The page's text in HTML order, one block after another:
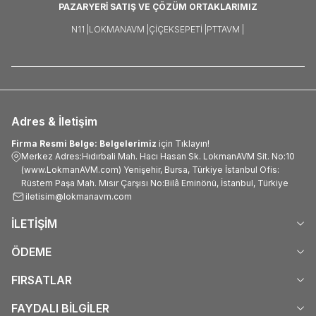
PAZARYERİ SATIŞ VE ÇÖZÜM ORTAKLARIMIZ
N11 | LOKMANAVM | ÇIÇEKSEPETI | PTTAVM |
Adres & İletişim
Firma Resmi Belge: Belgelerimiz için Tıklayın!
Merkez Adres:Hıdırbali Mah. Hacı Hasan Sk. LokmanAVM Sit. No:10
(www.LokmanAVM.com) Yenişehir, Bursa, Türkiye İstanbul Ofis:
Rüstem Paşa Mah. Mısır Çarşısı No:Bilâ Eminönü, İstanbul, Türkiye
iletisim@lokmanavm.com
İLETİŞİM
ÖDEME
FIRSATLAR
FAYDALI BİLGİLER